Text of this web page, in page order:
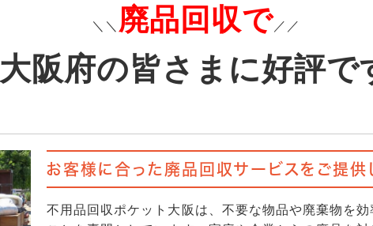
＼＼ 廃品回収で ／／
大阪府の皆さまに好評で
お客様に合った廃品回収サービスをご提供
不用品回収ポケット大阪は、不要な物品や廃棄物を